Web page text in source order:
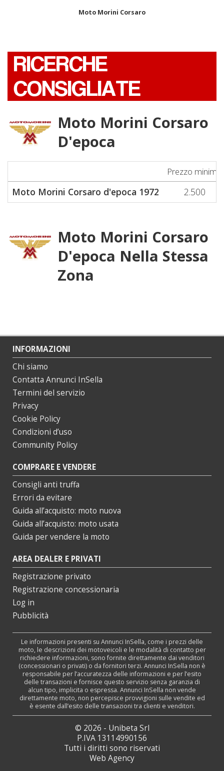
Moto Morini Corsaro
RICERCHE
CONSIGLIATE
Moto Morini Corsaro
D'epoca
Prezzo minimo
Moto Morini Corsaro d'epoca 1972 2.500
Moto Morini Corsaro
D'epoca Nella Stessa
Zona
INFORMAZIONI
Chi siamo
Contatta Annunci InSella
Termini del servizio
Privacy
Cookie Policy
Condizioni d’uso
Community Policy
COMPRARE E VENDERE
Consigli anti truffa
Errori da evitare
Guida all’acquisto: moto nuova
Guida all’acquisto: moto usata
Guida per vendere la moto
AREA DEALER E PRIVATI
Registrazione privato
Registrazione concessionaria
Log in
Pubblicità
Le informazioni presenti su Annunci InSella, come i prezzi delle
moto, le descrizioni dei motoveicoli e le modalità di contatto per
richiedere informazioni, sono fornite direttamente dai venditori
(concessionari o privati) o da fornitori terzi. Annunci InSella non è
responsabile per l’accuratezza delle informazioni e per l’esito
delle transazioni e fornisce questo servizio senza garanzia di
alcun tipo, implicita o espressa. Annunci InSella non vende
direttamente moto, non percepisce provvigioni sulle vendite ed
è esente dall’esito delle transazioni tra clienti e venditori.
© 2026 - Unibeta Srl
P.IVA 13114990156
Tutti i diritti sono riservati
Web Agency